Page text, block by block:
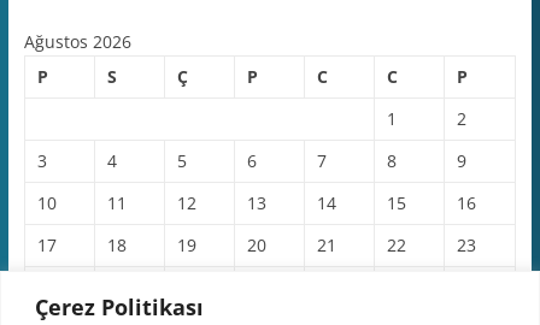
Çerez Politikası
Ağustos 2026
P
S Ç P C C
P
1
2
3
4 5 6 7 8
9
10
11 12 13 14 15
16
17
18 19 20 21 22
23